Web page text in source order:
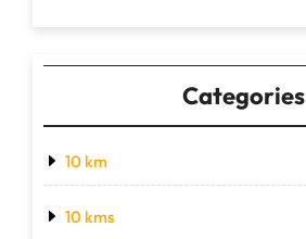
Categories
10 km
10 kms